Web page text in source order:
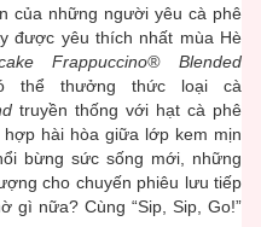
của những người yêu cà phê
được yêu thích nhất mùa Hè
Frappuccino® Blended
thể thưởng thức loại cà
truyền thống với hạt cà phê
hài hòa giữa lớp kem mịn
bừng sức sống mới, những
cho chuyến phiêu lưu tiếp
gì nữa? Cùng “Sip, Sip, Go!”